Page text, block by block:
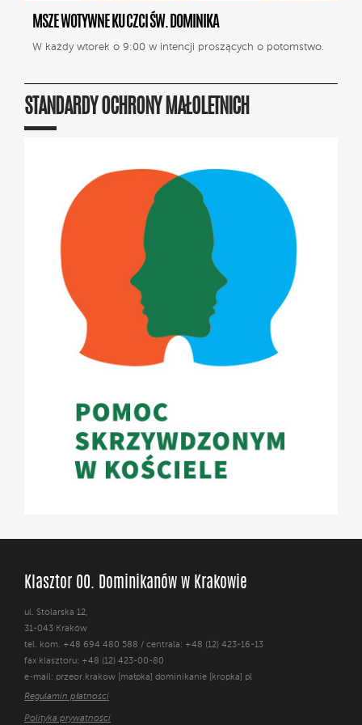
MSZE WOTYWNE KU CZCI ŚW. DOMINIKA
W każdy wtorek o 9:00 w intencji proszących o potomstwo.
STANDARDY OCHRONY MAŁOLETNICH
Klasztor OO. Dominikanów w Krakowie
ul. Stolarska 12,
31-043 Kraków
tel. kom. +48 694 480 588 / centrala: +48 (12) 423-16-13
fax klasztoru: +48 (12) 423-00-80
e-mail: przeor.krakow [małpka] dominikanie [kropka] pl
Regulamin płatności
Polityka prywatności